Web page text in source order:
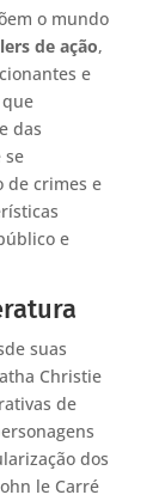
o mundo
de ação,
e
das
se
de crimes e
e
suas
Christie
de
dos
le Carré